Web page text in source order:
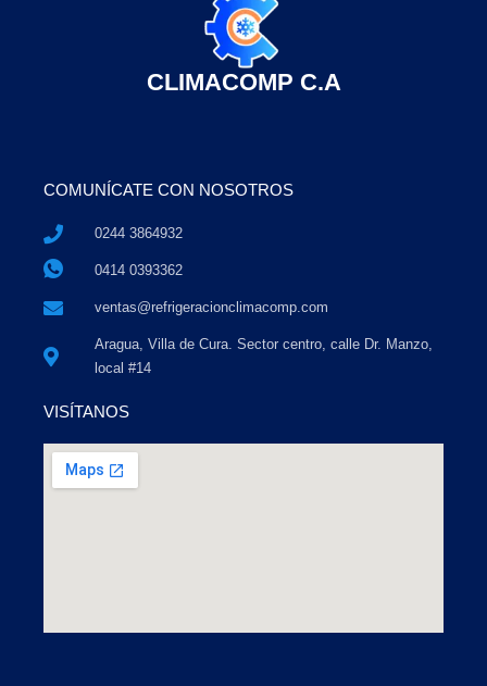
CLIMACOMP C.A
COMUNÍCATE CON NOSOTROS
0244 3864932
0414 0393362
ventas@refrigeracionclimacomp.com
Aragua, Villa de Cura. Sector centro, calle Dr. Manzo,
local #14
VISÍTANOS